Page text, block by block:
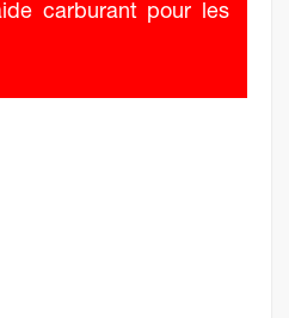
carburant pour les